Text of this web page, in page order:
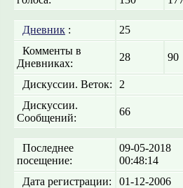
Дневник :
25
Комменты в
Дневниках:
28 90
Дискуссии. Веток:
2
Дискуссии.
Сообщений:
66
Последнее
посещение:
09-05-2018
00:48:14
Дата регистрации:
01-12-2006